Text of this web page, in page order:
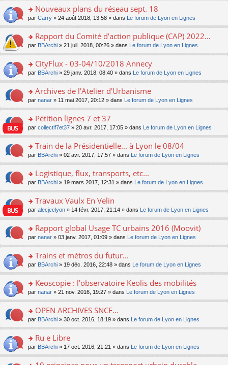
c
e
nt
pl
u
s
c
e
nt
o
lu
pl
u
s
c
e
nt
g
e
n
o
lu
pl
u
s
c
e
nt
e
s
a
g
e
n
n
lu
le
pl
u
c
e
nt
ult
er
le
m
e
a
g
e
n
n
le
pl
u
ré
c
e
nt
o
n
ult
er
le
m
e
a
g
e
n
n
le
pl
u
ré
c
e
nt
Nouveaux plans du réseau sept. 18
par Carry » 24 août 2018, 13:58 » dans Le forum de Lyon en Lignes
o
n
ult
er
le
m
e
a
g
e
n
n
le
pl
u
ré
c
e
nt
Rapport du Comité d’action publique (CAP) 2022...
par BBArchi » 21 juil. 2018, 00:26 » dans Le forum de Lyon en Lignes
o
n
ult
er
le
m
e
a
g
e
n
n
le
pl
u
ré
c
e
nt
CityFlux - 03-04/10/2018 Annecy
par BBArchi » 29 janv. 2018, 08:40 » dans Le forum de Lyon en Lignes
o
n
ult
er
le
m
e
a
g
e
n
n
le
pl
u
ré
c
e
nt
Archives de l'Atelier d'Urbanisme
par nanar » 11 mai 2017, 20:12 » dans Le forum de Lyon en Lignes
o
n
ult
er
le
m
e
a
g
e
n
n
le
pl
u
ré
c
e
nt
Pétition lignes 7 et 37
par collectif7et37 » 20 avr. 2017, 17:05 » dans Le forum de Lyon en Lignes
o
n
ult
er
le
m
e
a
g
e
n
n
le
pl
u
ré
c
e
nt
Train de la Présidentielle... à Lyon le 08/04
par BBArchi » 02 avr. 2017, 17:57 » dans Le forum de Lyon en Lignes
o
n
ult
er
le
m
e
a
g
e
n
n
le
pl
u
ré
c
e
Logistique, flux, transports, etc...
par BBArchi » 19 mars 2017, 12:31 » dans Le forum de Lyon en Lignes
o
n
ult
er
le
m
e
a
g
e
n
n
le
pl
u
Travaux Vaulx En Velin
par alecjcclyon » 14 févr. 2017, 21:14 » dans Le forum de Lyon en Lignes
o
n
ult
er
le
m
e
a
g
e
n
n
Rapport global Usage TC urbains 2016 (Moovit)
par nanar » 03 janv. 2017, 01:09 » dans Le forum de Lyon en Lignes
o
n
ult
er
le
m
e
a
g
e
n
Trains et métros du futur...
par BBArchi » 19 déc. 2016, 22:48 » dans Le forum de Lyon en Lignes
o
n
ult
er
le
m
e
Keoscopie : l'observatoire Keolis des mobilités
par nanar » 21 nov. 2016, 19:27 » dans Le forum de Lyon en Lignes
o
n
ult
er
le
OPEN ARCHIVES SNCF...
par BBArchi » 30 oct. 2016, 18:19 » dans Le forum de Lyon en Lignes
o
n
Ru e Libre
par BBArchi » 17 oct. 2016, 21:21 » dans Le forum de Lyon en Lignes